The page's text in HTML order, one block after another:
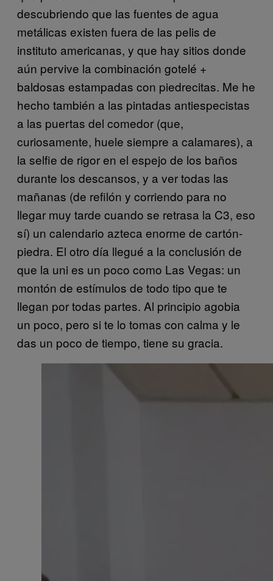
descubriendo que las fuentes de agua
metálicas existen fuera de las pelis de
instituto americanas, y que hay sitios donde
aún pervive la combinación gotelé +
baldosas estampadas con piedrecitas. Me he
hecho también a las pintadas antiespecistas
a las puertas del comedor (que,
curiosamente, huele siempre a calamares), a
la selfie de rigor en el espejo de los baños
durante los descansos, y a ver todas las
mañanas (de refilón y corriendo para no
llegar muy tarde cuando se retrasa la C3, eso
sí) un calendario azteca enorme de cartón-
piedra. El otro día llegué a la conclusión de
que la uni es un poco como Las Vegas: un
montón de estímulos de todo tipo que te
llegan por todas partes. Al principio agobia
un poco, pero si te lo tomas con calma y le
das un poco de tiempo, tiene su gracia.